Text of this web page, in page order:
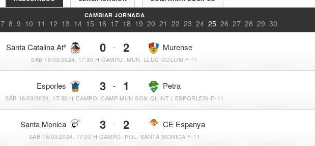
CAMBIAR JORNADA
7 8 9 10 11 12 13 14 15 16 17 18 19 20 21 22 23 24 25 26 27 28 29 30
Santa Catalina Atº 0 - Murense
2
SÁB 16/03/2024, 17:30 H CAMPO: MUN. LLUC COLOM F-11
Esporles 3 - Petra
1
SÁB 16/03/2024, 17:30 H CAMPO: CAMP MUN SON QUINT ( ESPORLES) F-11
Santa Monica 3 - CE Espanya
2
SÁB 16/03/2024, 17:00 H CAMPO: POL. SANTA MONICA F-11